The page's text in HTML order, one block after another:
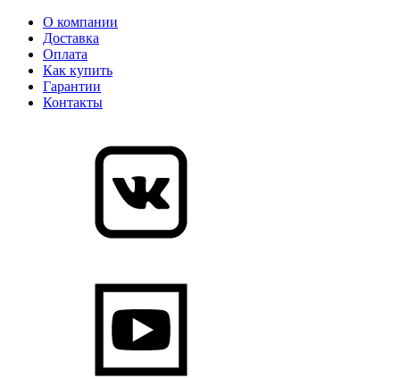
О компании
Доставка
Оплата
Как купить
Гарантии
Контакты